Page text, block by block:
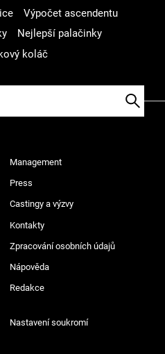
Výpočet ascendentu
Nejlepší palačinky
koláč
Management
Press
Castingy a výzvy
Kontakty
Zpracování osobních údajů
Nápověda
Redakce
Nastavení soukromí